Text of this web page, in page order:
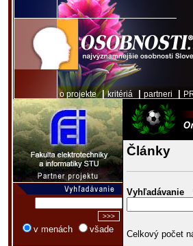
o projekte|kritériá partneri
v menách všade
Články
Vyhľadávanie
Celkový počet